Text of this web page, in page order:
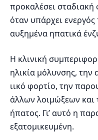
προκαλέσει σταδιακή
όταν υπάρχει
αυξημένα ηπατικά
Η κλινική
ηλικία μόλυνσης,
ιικό φορτίο, την
άλλων λοιμώξεων και
ήπατος. Γι’ αυτό η
εξατομικευμένη.